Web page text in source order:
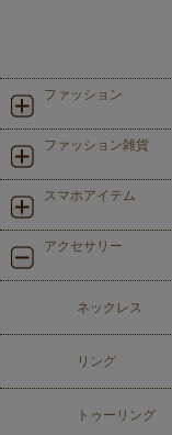
ファッション
ファッション雑貨
スマホアイテム
アクセサリー
ネックレス
リング
トゥーリング